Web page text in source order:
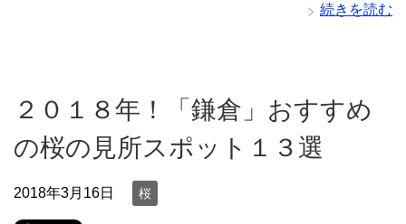
続きを読む
２０１８年！「鎌倉」おすすめ
の桜の見所スポット１３選
2018年3月16日 桜